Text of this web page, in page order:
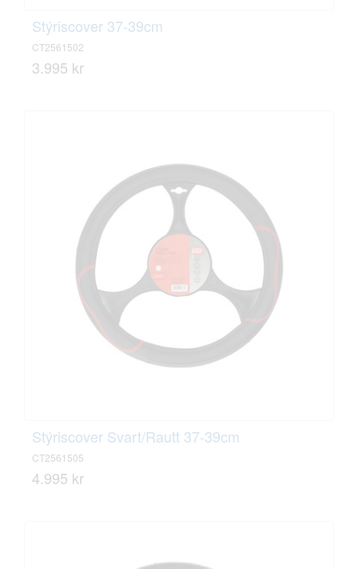
Stýriscover 37-39cm
CT2561502
3.995 kr
Stýriscover Svart/Rautt 37-39cm
CT2561505
4.995 kr